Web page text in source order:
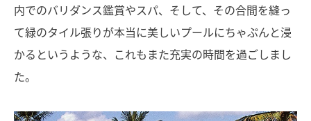
内でのバリダンス鑑賞やスパ、そして、その合間を縫っ
て緑のタイル張りが本当に美しいプールにちゃぷんと浸
かるというような、これもまた充実の時間を過ごしまし
た。